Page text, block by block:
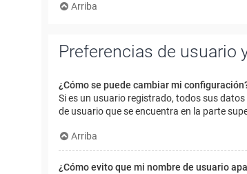
Arriba
Preferencias de usuario
¿Cómo se puede cambiar mi
Si es un usuario registrado, todos sus
de usuario que se encuentra en la parte
Arriba
¿Cómo evito que mi nombre de usuario